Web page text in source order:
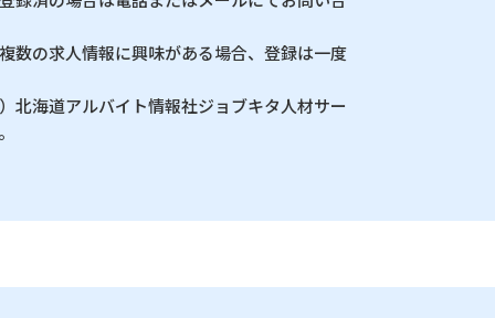
数の求人情報に興味がある場合、登録は一度
北海道アルバイト情報社ジョブキタ人材サー